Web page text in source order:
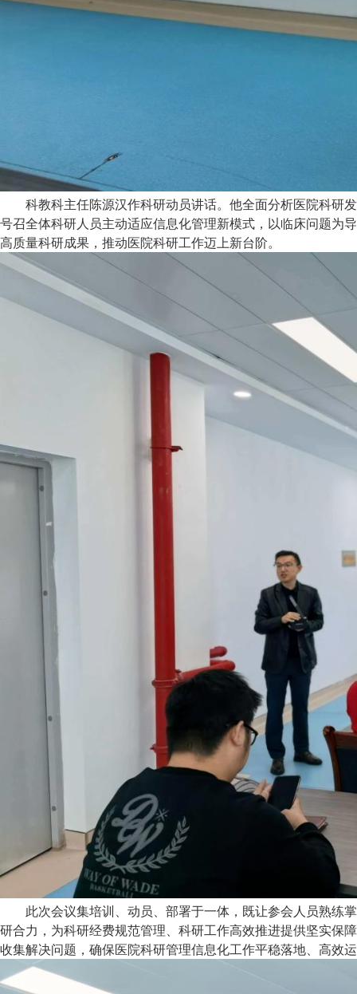
科教科主任陈源汉作科研动员讲话。他全面分析医院科研
号召全体科研人员主动适应信息化管理新模式，以临床问题为
高质量科研成果，推动医院科研工作迈上新台阶。
此次会议集培训、动员、部署于一体，既让参会人员熟练
研合力，为科研经费规范管理、科研工作高效推进提供坚实保
收集解决问题，确保医院科研管理信息化工作平稳落地、高效